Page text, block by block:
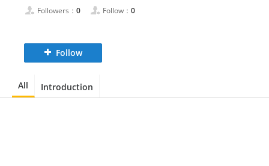
Followers： 0 Follow： 0
Follow
All Introduction